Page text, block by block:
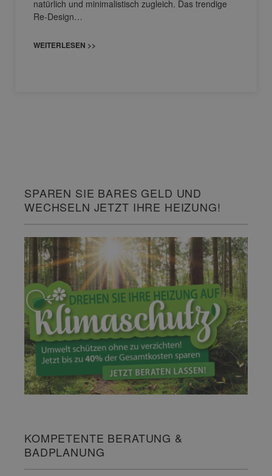
natürlich und minimalistisch zugleich. Das trendige
Re-Design…
WEITERLESEN >>
SPAREN SIE BARES GELD UND
WECHSELN JETZT IHRE HEIZUNG!
KOMPETENTE BERATUNG &
BADPLANUNG